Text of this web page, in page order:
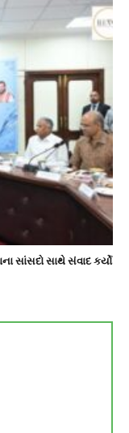
સાંસદો સાથે સંવાદ કર્યો